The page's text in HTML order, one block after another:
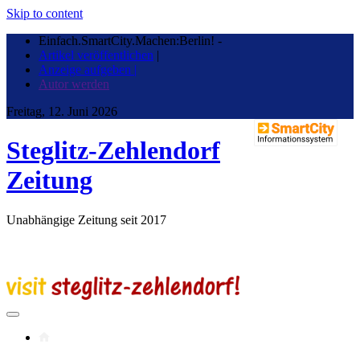
Skip to content
Einfach.SmartCity.Machen:Berlin! -
Artikel veröffentlichen |
Anzeige aufgeben |
Autor werden
Freitag, 12. Juni 2026
Steglitz-Zehlendorf
Zeitung
Unabhängige Zeitung seit 2017